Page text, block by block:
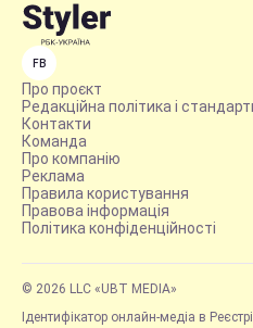
FB
Про проєкт
Редакційна політика і
Контакти
Команда
Про компанію
Реклама
Правила користування
Правова інформація
Політика конфіденційності
© 2026 LLC «UBT MEDIA»
Ідентифікатор онлайн-медіа в